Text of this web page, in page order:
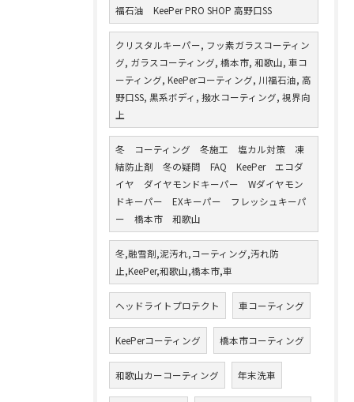
福石油 KeePer PRO SHOP 高野口SS
クリスタルキーパー, フッ素ガラスコーティン
グ, ガラスコーティング, 橋本市, 和歌山, 車コ
ーティング, KeePerコーティング, 川福石油, 高
野口SS, 黒系ボディ, 撥水コーティング, 視界向
上
冬 コーティング 冬施工 塩カル対策 凍
結防止剤 冬の疑問 FAQ KeePer エコダ
イヤ ダイヤモンドキーパー Wダイヤモン
ドキーパー EXキーパー フレッシュキーパ
ー 橋本市 和歌山
冬,融雪剤,泥汚れ,コーティング,汚れ防
止,KeePer,和歌山,橋本市,車
ヘッドライトプロテクト 車コーティング
KeePerコーティング 橋本市コーティング
和歌山カーコーティング 年末洗車